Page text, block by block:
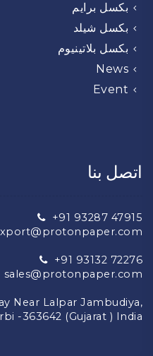
بكسل برايم
بكسل شيلد
بكسل بلاتينيوم
News
Event
اتصل بنا
+91 93287 47915
+91 93132 72276
Near Lalpar Jambudiya,
-363642 (Gujarat ) India